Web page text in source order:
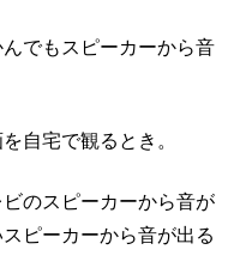
でもスピーカーから音
自宅で観るとき。
のスピーカーから音が
ピーカーから音が出る